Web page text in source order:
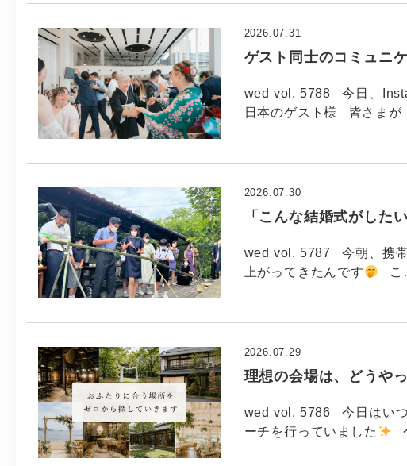
ゲスト同士のコミュニ
2026.07.31
wed vol. 5788 今日、
日本のゲスト様 皆さま
「こんな結婚式がした
2026.07.30
wed vol. 5787 今朝、携
上がってきたんです
こ
理想の会場は、どうや
2026.07.29
wed vol. 5786 今日はいつ
ーチを行っていました